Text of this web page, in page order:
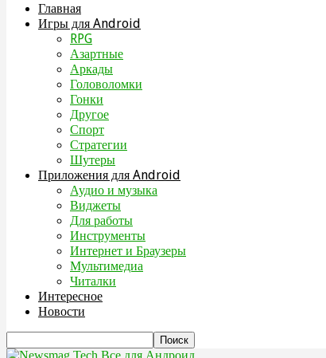
Главная
Игры для Android
RPG
Азартные
Аркады
Головоломки
Гонки
Другое
Спорт
Стратегии
Шутеры
Приложения для Android
Аудио и музыка
Виджеты
Для работы
Инструменты
Интернет и Браузеры
Мультимедиа
Читалки
Интересное
Новости
Все для Андроид